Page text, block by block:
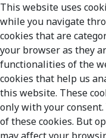
This website uses
while you navigate
cookies that are
your browser as they
functionalities of the
cookies that help us
this website. These
only with your
of these cookies. But